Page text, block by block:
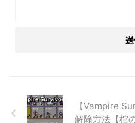
【Vampire
解除方法【棺